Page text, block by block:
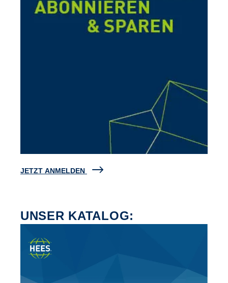
JETZT ANMELDEN
UNSER KATALOG: